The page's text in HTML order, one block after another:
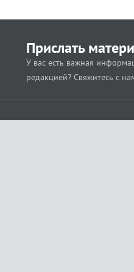
Прислать
У вас есть важная
редакцией? Свяжитесь с